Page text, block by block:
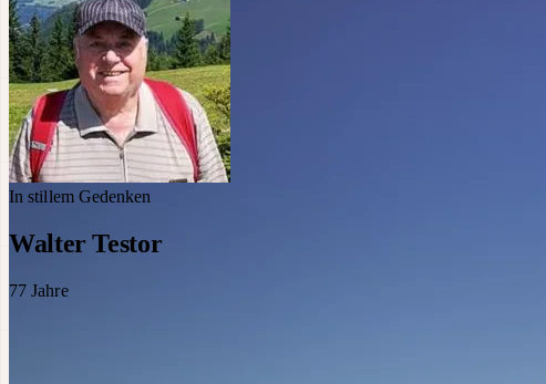
In stillem Gedenken
Walter Testor
77 Jahre